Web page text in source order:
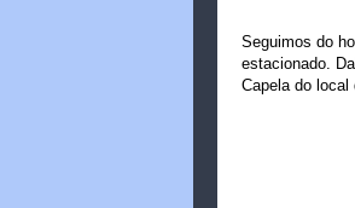
Seguimos do
estacionado.
Capela do local